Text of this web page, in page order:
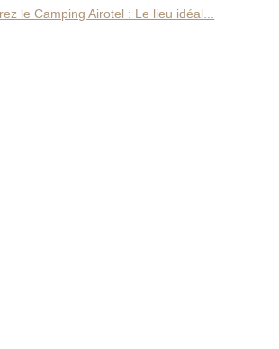
le Camping Airotel : Le lieu idéal...